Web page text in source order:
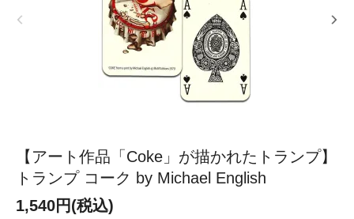
【アート作品「Coke」が描かれたトランプ】
トランプ コーク by Michael English
1,540円(税込)